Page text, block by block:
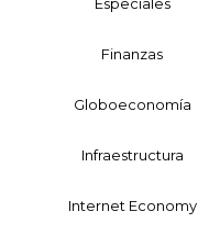
Finanzas
Globoeconomía
Infraestructura
Internet Economy